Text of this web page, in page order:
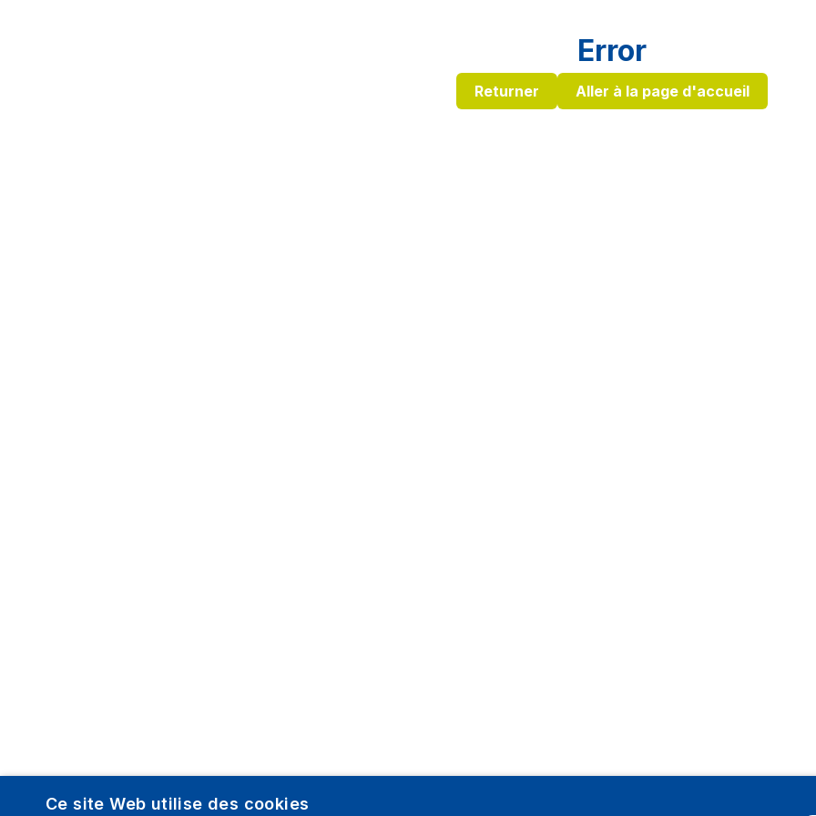
Error
Returner Aller à la page d'accueil
Ce site Web utilise des cookies